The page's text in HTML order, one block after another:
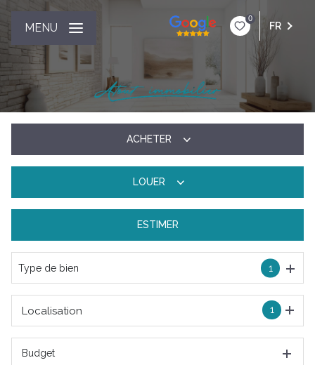
0
FR
MENU
ACHETER
LOUER
ESTIMER
Type de bien 1
1
Localisation
Budget